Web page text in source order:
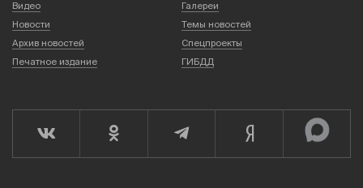
Видео
Галереи
Новости
Темы новостей
Архив новостей
Спецпроекты
Печатное издание
ГИБДД